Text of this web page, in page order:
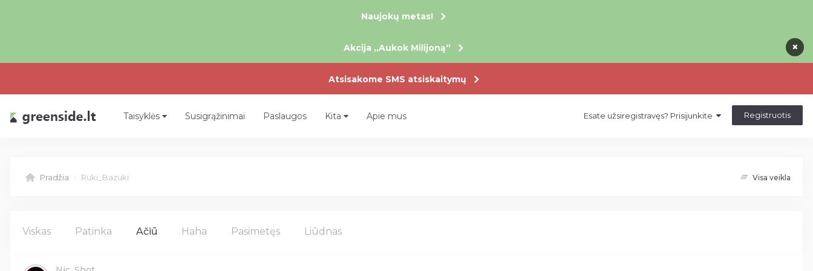
Naujokų metas!
×
Akcija „Aukok Milijoną“ ×
Atsisakome SMS atsiskaitymų
×
Taisyklės Susigrąžinimai Paslaugos Kita Apie mus Esate užsiregistravęs? Prisijunkite Registruotis
Visa veikla
Pradžia Ruki_Bazuki
Viskas Patinka Ačiū Haha Pasimetęs Liūdnas